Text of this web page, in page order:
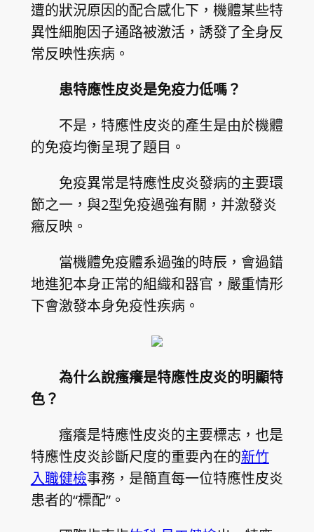
遭的狀況原因的配合感化下，機體某些特
異性細胞因子通路被激活，誘發了全身反
常反映性疾病。
患特應性皮炎是免疫力低嗎？
不是，特應性皮炎的產生是由於機體
的免疫均衡呈現了題目。
免疫異常是特應性皮炎發病的主要環
節之一，與2型免疫過強有關，并激發炎
癥反映。
當機體免疫體系過強的時辰，會過錯
地進犯本身正常的組織和器官，嚴重情形
下會激發本身免疫性疾病。
為什么說瘙癢是特應性皮炎的明顯特
色？
瘙癢是特應性皮炎的主要標志，也是
特應性皮炎診斷尺度的重要內在的新竹
入職健檢事務，是簡直每一位特應性皮炎
患者的“標配”。